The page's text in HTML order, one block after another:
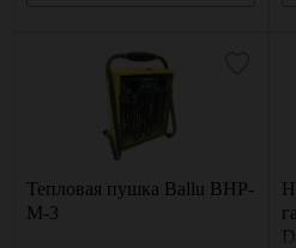
Тепловая пушка Ballu BHP-
M-3